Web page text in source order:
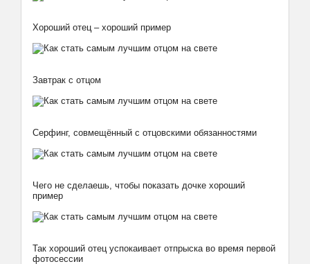
Хороший отец – хороший пример
Завтрак с отцом
Серфинг, совмещённый с отцовскими обязанностями
Чего не сделаешь, чтобы показать дочке хороший
пример
Так хороший отец успокаивает отпрыска во время первой
фотосессии